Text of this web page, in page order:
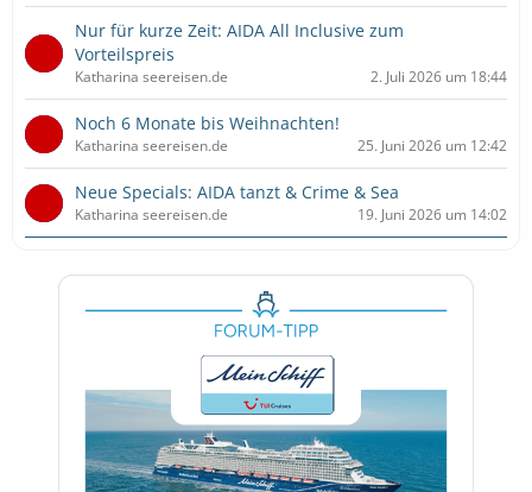
Nur für kurze Zeit: AIDA All Inclusive zum
Vorteilspreis
Katharina seereisen.de 2. Juli 2026 um 18:44
Noch 6 Monate bis Weihnachten!
Katharina seereisen.de 25. Juni 2026 um 12:42
Neue Specials: AIDA tanzt & Crime & Sea
Katharina seereisen.de 19. Juni 2026 um 14:02